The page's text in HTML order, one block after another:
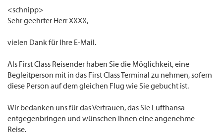
<schnipp>
Sehr geehrter Herr XXXX,
vielen Dank für Ihre E-Mail.
Als First Class Reisender haben Sie die Möglichkeit, eine
Begleitperson mit in das First Class Terminal zu nehmen, sofern
diese Person auf dem gleichen Flug wie Sie gebucht ist.
Wir bedanken uns für das Vertrauen, das Sie Lufthansa
entgegenbringen und wünschen Ihnen eine angenehme
Reise.